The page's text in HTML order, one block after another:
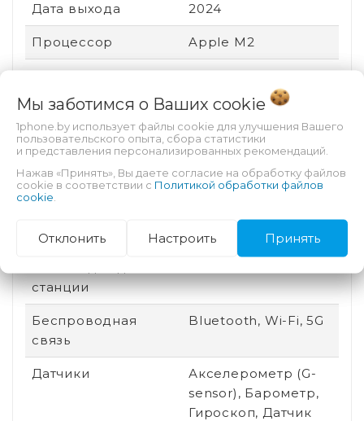
Дата выхода 2024
Процессор Apple M2
Тип SIM-карты eSIM
Графический
процессор
Apple GPU
Особенности
тыловой камеры
Автофокус
Для работы
станции
Беспроводная
связь
Bluetooth, Wi-Fi, 5G
Датчики
Акселерометр (G-
sensor), Барометр,
Гироскоп, Датчик
Мы заботимся о Ваших cookie
1phone.by использует файлы cookie для улучшения Вашего
пользовательского опыта, сбора статистики
и представления персонализированных рекомендаций.
Нажав «Принять», Вы даете согласие на обработку файлов
cookie в соответствии с Политикой обработки файлов
cookie
Отклонить Настроить Принять